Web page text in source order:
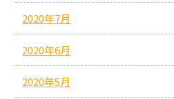
2020年7月
2020年6月
2020年5月